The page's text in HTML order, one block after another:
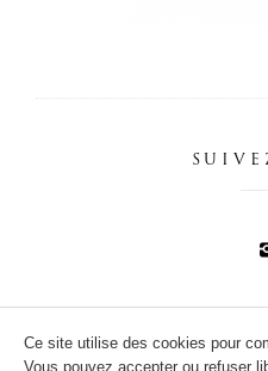
Ce site utilise des cookies pour
Vous pouvez accepter ou refuser